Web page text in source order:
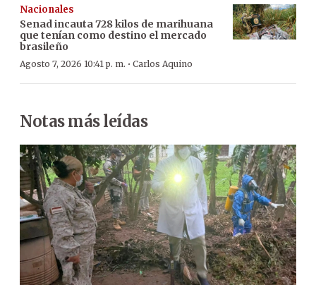
Nacionales
Senad incauta 728 kilos de marihuana
que tenían como destino el mercado
brasileño
Agosto 7, 2026 10:41 p. m. · Carlos Aquino
Notas más leídas